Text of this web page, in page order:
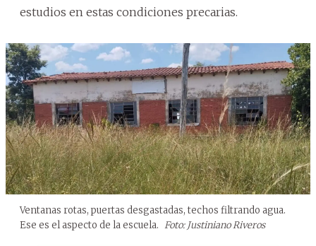
estudios en estas condiciones precarias.
Ventanas rotas, puertas desgastadas, techos filtrando agua.
Ese es el aspecto de la escuela. Foto: Justiniano Riveros